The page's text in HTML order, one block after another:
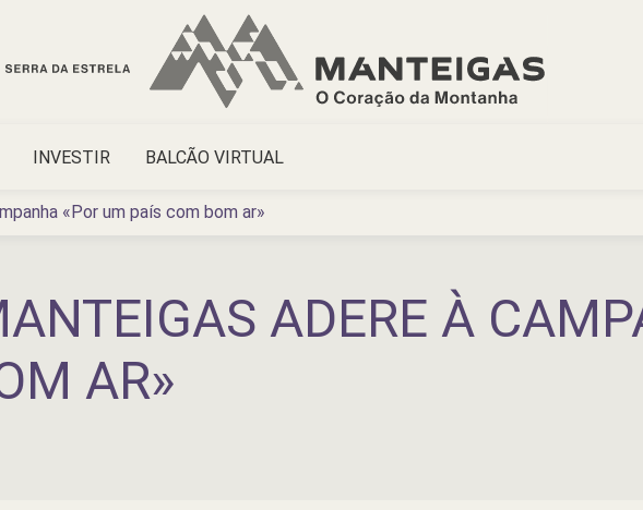
INVESTIR BALCÃO VIRTUAL
«Por um país com bom ar»
ADERE À
AR»